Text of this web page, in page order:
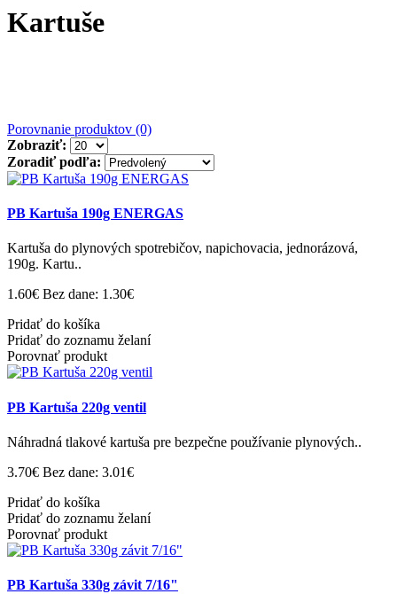
Kartuše
Porovnanie produktov (0)
Zobraziť:
Zoradiť podľa:
PB Kartuša 190g ENERGAS
Kartuša do plynových spotrebičov, napichovacia, jednorázová,
190g. Kartu..
1.60€ Bez dane: 1.30€
Pridať do košíka
Pridať do zoznamu želaní
Porovnať produkt
PB Kartuša 220g ventil
Náhradná tlakové kartuša pre bezpečne používanie plynových..
3.70€ Bez dane: 3.01€
Pridať do košíka
Pridať do zoznamu želaní
Porovnať produkt
PB Kartuša 330g závit 7/16"